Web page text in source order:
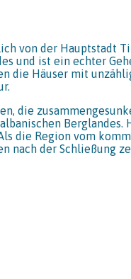
von der Hauptstadt
und ist ein echter
die Häuser mit
die
die Region vom
nach der Schließung